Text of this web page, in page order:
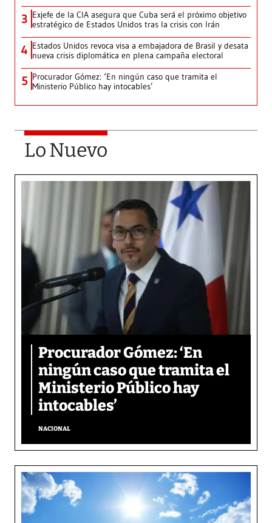
3 Exjefe de la CIA asegura que Cuba será el próximo objetivo
estratégico de Estados Unidos tras la crisis con Irán
4 Estados Unidos revoca visa a embajadora de Brasil y desata
nueva crisis diplomática en plena campaña electoral
5 Procurador Gómez: ‘En ningún caso que tramita el
Ministerio Público hay intocables’
Lo Nuevo
Procurador Gómez: ‘En
ningún caso que tramita el
Ministerio Público hay
intocables’
NACIONAL